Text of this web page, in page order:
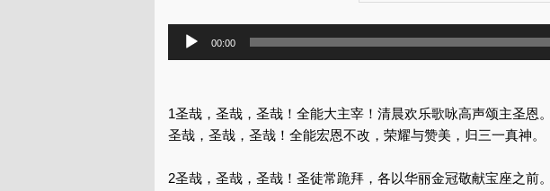
器
00:00
1圣哉，圣哉，圣哉！全能大主宰！清晨欢乐歌咏高声颂主圣恩。
圣哉，圣哉，圣哉！全能宏恩不改，荣耀与赞美，归三一真神。
2圣哉，圣哉，圣哉！圣徒常跪拜，各以华丽金冠敬献宝座之前。